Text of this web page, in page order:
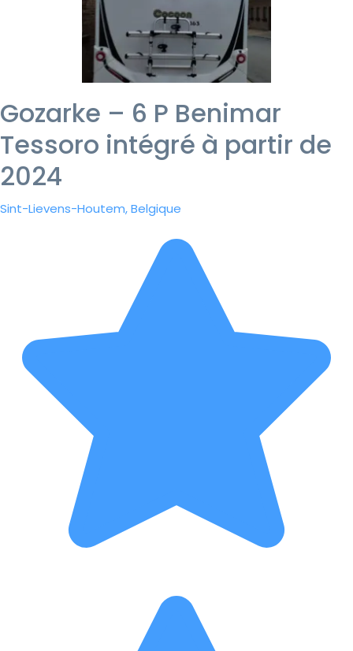
Gozarke – 6 P Benimar
Tessoro intégré à partir de
2024
Sint-Lievens-Houtem, Belgique